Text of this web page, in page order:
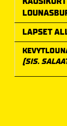
LAPSET
(SIS.